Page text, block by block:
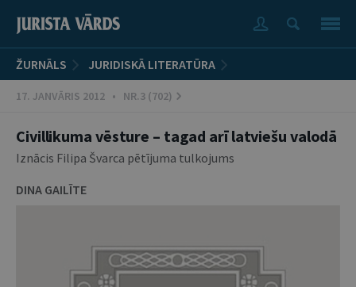
ŽURNĀLS JURIDISKĀ LITERATŪRA
17. JANVĀRIS 2012 • NR.3 (702)
Civillikuma vēsture – tagad arī latviešu valodā
Iznācis Filipa Švarca pētījuma tulkojums
DINA GAILĪTE